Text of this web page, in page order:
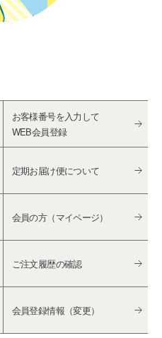
お客様番号を入力して
WEB会員登録
定期お届け便について
会員の方（マイページ）
ご注文履歴の確認
会員登録情報（変更）